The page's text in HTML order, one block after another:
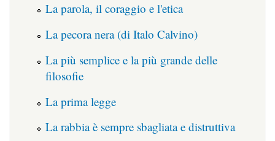
La parola, il coraggio e l'etica
La pecora nera (di Italo Calvino)
La più semplice e la più grande delle
filosofie
La prima legge
La rabbia è sempre sbagliata e distruttiva